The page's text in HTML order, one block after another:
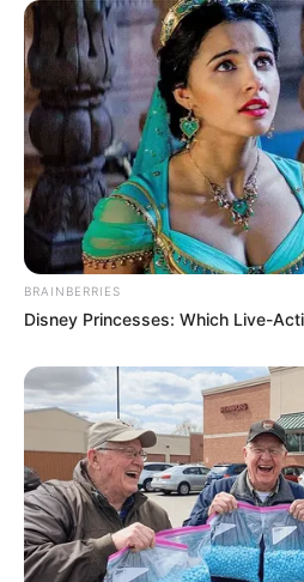
BRAINBERRIES
Disney Princesses: Which Live-